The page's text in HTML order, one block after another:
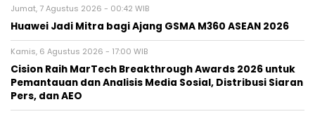
Jumat, 7 Agustus 2026 - 00:42 WIB
Huawei Jadi Mitra bagi Ajang GSMA M360 ASEAN 2026
Kamis, 6 Agustus 2026 - 17:00 WIB
Cision Raih MarTech Breakthrough Awards 2026 untuk
Pemantauan dan Analisis Media Sosial, Distribusi Siaran
Pers, dan AEO